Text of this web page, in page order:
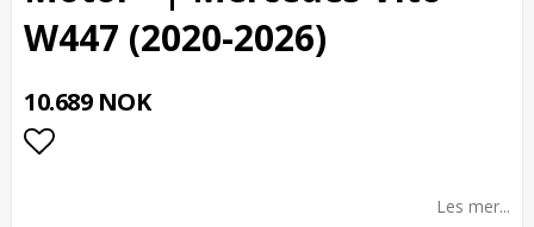
W447 (2020-2026)
10.689 NOK
Les mer...